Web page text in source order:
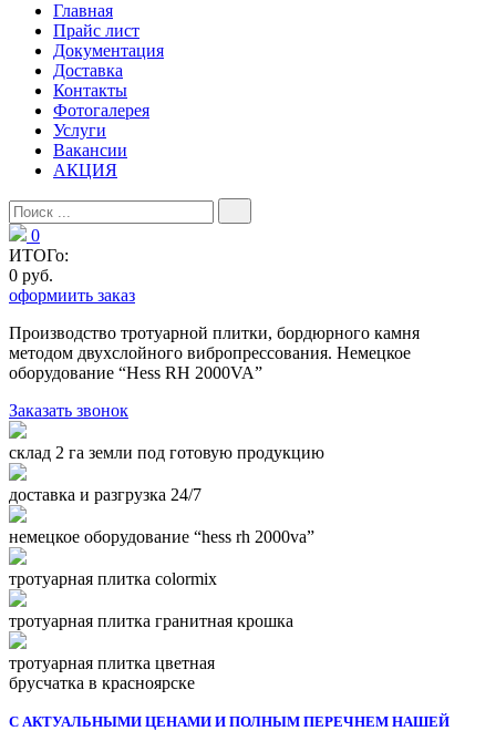
Главная
Прайс лист
Документация
Доставка
Контакты
Фотогалерея
Услуги
Вакансии
АКЦИЯ
0
ИТОГо:
0 руб.
оформиить заказ
Производство тротуарной плитки, бордюрного камня
методом двухслойного вибропресcования. Немецкое
оборудование “Hess RH 2000VA”
Заказать звонок
склад 2 га земли под готовую продукцию
доставка и разгрузка 24/7
немецкое оборудование “hess rh 2000va”
тротуарная плитка colormix
тротуарная плитка гранитная крошка
тротуарная плитка цветная
брусчатка в красноярске
С АКТУАЛЬНЫМИ ЦЕНАМИ И ПОЛНЫМ ПЕРЕЧНЕМ НАШЕЙ